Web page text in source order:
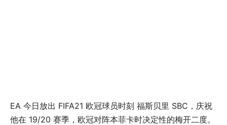
EA 今日放出 FIFA21 欧冠球员时刻 福斯贝里 SBC，庆祝
他在 19/20 赛季，欧冠对阵本菲卡时决定性的梅开二度。